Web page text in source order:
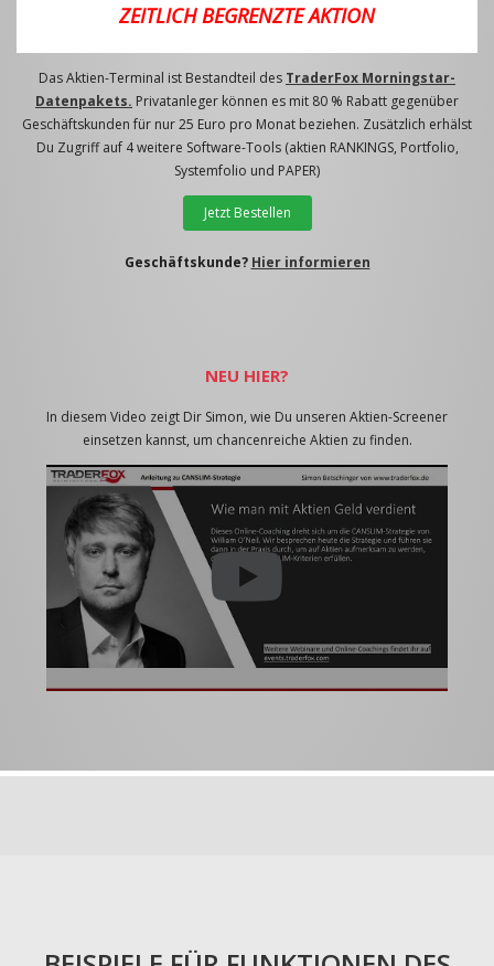
ZEITLICH BEGRENZTE AKTION
Das Aktien-Terminal ist Bestandteil des TraderFox Morningstar-
Datenpakets. Privatanleger können es mit 80 % Rabatt gegenüber
Geschäftskunden für nur 25 Euro pro Monat beziehen. Zusätzlich erhälst
Du Zugriff auf 4 weitere Software-Tools (aktien RANKINGS, Portfolio,
Systemfolio und PAPER)
Jetzt Bestellen
Geschäftskunde? Hier informieren
NEU HIER?
In diesem Video zeigt Dir Simon, wie Du unseren Aktien-Screener
einsetzen kannst, um chancenreiche Aktien zu finden.